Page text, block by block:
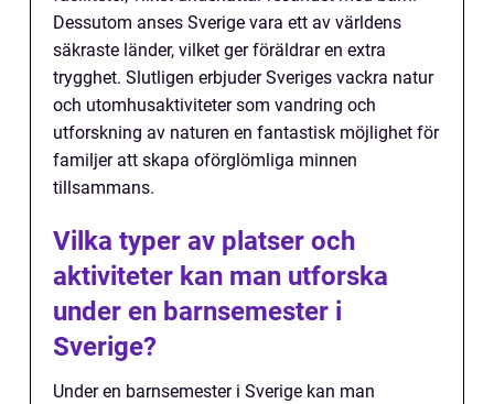
Dessutom anses Sverige vara ett av världens
säkraste länder, vilket ger föräldrar en extra
trygghet. Slutligen erbjuder Sveriges vackra natur
och utomhusaktiviteter som vandring och
utforskning av naturen en fantastisk möjlighet för
familjer att skapa oförglömliga minnen
tillsammans.
Vilka typer av platser och
aktiviteter kan man utforska
under en barnsemester i
Sverige?
Under en barnsemester i Sverige kan man